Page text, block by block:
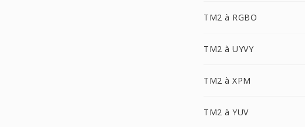
TM2 à RGBO
TM2 à UYVY
TM2 à XPM
TM2 à YUV